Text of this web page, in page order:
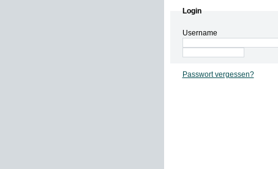
Login
Username
Passwort vergessen?